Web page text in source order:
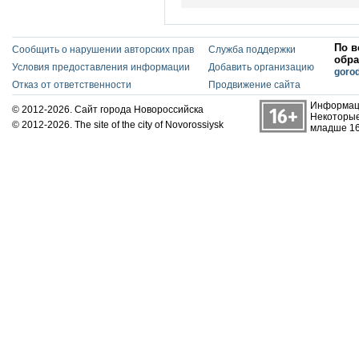
Сообщить о нарушении авторских прав
Условия предоставления информации
Отказ от ответственности
Служба поддержки
Добавить организацию
Продвижение сайта
По
© 2012-2026. Сайт города Новороссийска
© 2012-2026. The site of the city of Novorossiysk
младше